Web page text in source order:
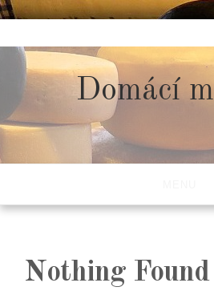
to
content
Domácí
Nothing Found